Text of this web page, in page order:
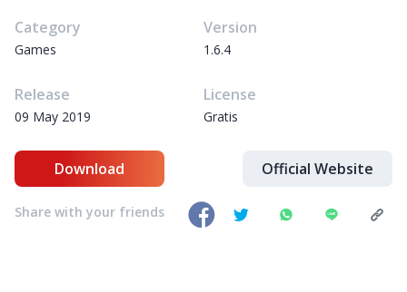
Category
Games
Version
1.6.4
Release
09 May 2019
License
Gratis
Download Official Website
Share with your friends